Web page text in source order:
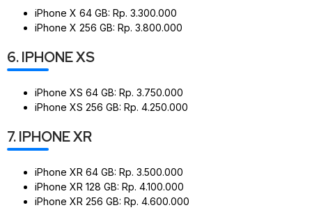
iPhone X 64 GB: Rp. 3.300.000
iPhone X 256 GB: Rp. 3.800.000
6. IPHONE XS
iPhone XS 64 GB: Rp. 3.750.000
iPhone XS 256 GB: Rp. 4.250.000
7. IPHONE XR
iPhone XR 64 GB: Rp. 3.500.000
iPhone XR 128 GB: Rp. 4.100.000
iPhone XR 256 GB: Rp. 4.600.000